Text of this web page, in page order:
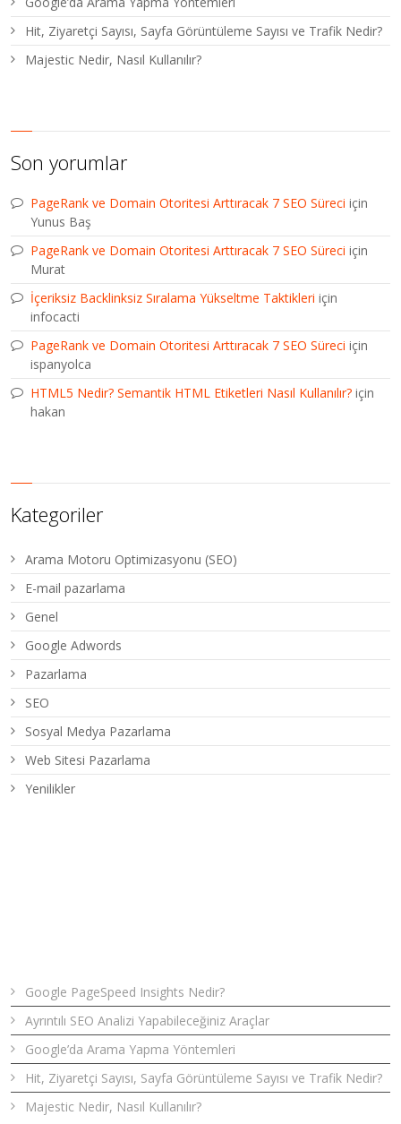
Hit, Ziyaretçi Sayısı, Sayfa Görüntüleme Sayısı ve Trafik Nedir?
Majestic Nedir, Nasıl Kullanılır?
Son yorumlar
PageRank ve Domain Otoritesi Arttıracak 7 SEO Süreci için
Yunus Baş
PageRank ve Domain Otoritesi Arttıracak 7 SEO Süreci için
Murat
İçeriksiz Backlinksiz Sıralama Yükseltme Taktikleri için
infocacti
PageRank ve Domain Otoritesi Arttıracak 7 SEO Süreci için
ispanyolca
HTML5 Nedir? Semantik HTML Etiketleri Nasıl Kullanılır? için
hakan
Kategoriler
Arama Motoru Optimizasyonu (SEO)
E-mail pazarlama
Genel
Google Adwords
Pazarlama
SEO
Sosyal Medya Pazarlama
Web Sitesi Pazarlama
Yenilikler
Google PageSpeed Insights Nedir?
Ayrıntılı SEO Analizi Yapabileceğiniz Araçlar
Google’da Arama Yapma Yöntemleri
Hit, Ziyaretçi Sayısı, Sayfa Görüntüleme Sayısı ve Trafik Nedir?
Majestic Nedir, Nasıl Kullanılır?